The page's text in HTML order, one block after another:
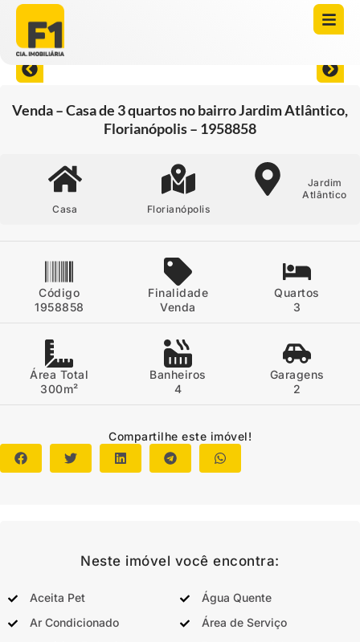
Venda – Casa de 3 quartos no bairro Jardim Atlântico,
Florianópolis – 1958858
Casa Florianópolis
Jardim
Atlântico
Código
1958858
Finalidade
Venda
Quartos
3
Área Total
300m²
Banheiros
4
Garagens
2
Compartilhe este imóvel!
Neste imóvel você encontra:
Aceita Pet
Água Quente
Ar Condicionado
Área de Serviço